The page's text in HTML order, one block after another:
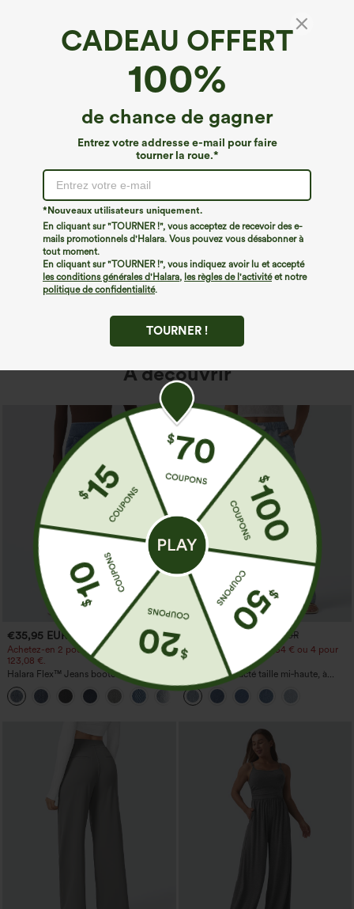
CADEAU OFFERT
100%
de chance de gagner
Entrez votre addresse e-mail pour faire
tourner la roue.*
*Nouveaux utilisateurs uniquement.
En cliquant sur "TOURNER !", vous acceptez de recevoir des e-
mails promotionnels d'Halara. Vous pouvez vous désabonner à
tout moment.
En cliquant sur "TOURNER !", vous indiquez avoir lu et accepté
les conditions générales d'Halara, les règles de l'activitéet notre
politique de confidentialité.
TOURNER !
Nous ne semblons pas pouvoir trouver la page que
vous recherchez.
Acheter plus
À découvrir
€35,95 EUR €44,95 EUR
Achetez-en 2 pour 61,54 € ou 4 pour
123,08 €.
Halara Flex™ Jeans bootcut
décontractés taille haute, effet délavé,
avec poches
+5
€44,95 EUR
€49,95 EUR
Achetez-en 2 pour 61,54 € ou 4 pour
123,08 €.
Jean décontracté taille mi‑haute, à
cordon de serrage, avec poches